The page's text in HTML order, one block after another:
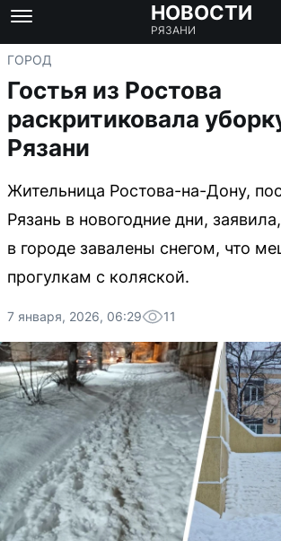
НОВОСТИ
РЯЗАНИ
ГОРОД
Гостья из Ростова
раскритиковала
Рязани
Жительница Ростова-на-Дону,
Рязань в новогодние дни,
в городе завалены снегом, что
прогулкам с коляской.
7 января, 2026, 06:29 11